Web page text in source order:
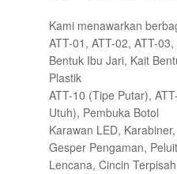
Kami menawarkan
ATT-01, ATT-02, ATT-
Bentuk Ibu Jari, Kait
Plastik
ATT-10 (Tipe Putar),
Utuh), Pembuka Botol
Karawan LED,
Gesper Pengaman,
Lencana, Cincin Terpisah